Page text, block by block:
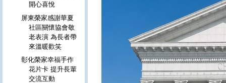
開心喜悅
屏東榮家感謝華夏
社區關懷協會敬
老表演 為長者帶
來溫暖歡笑
彰化榮家幸福手作
花片卡 提升長輩
交流互動